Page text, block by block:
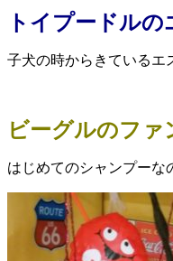
トイプードル
子犬の時からきているエ
ビーグルのファ
はじめてのシャンプーな